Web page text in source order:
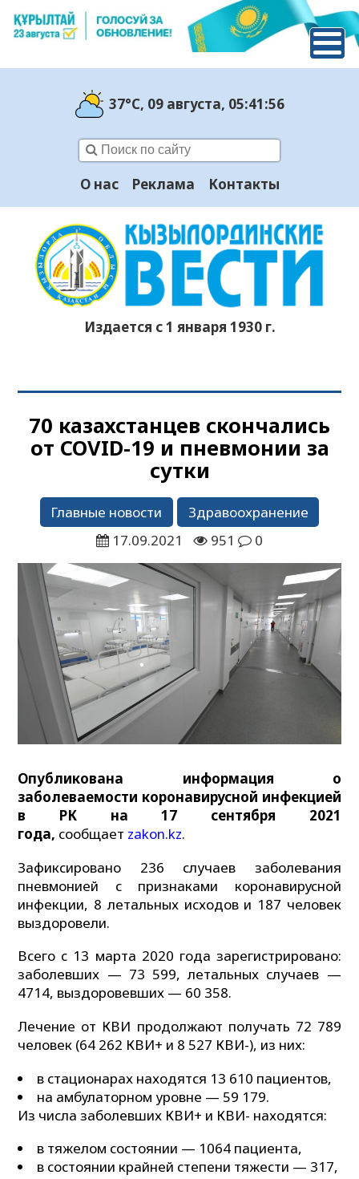
37°C, 09 августа, 05:41:57
О нас Реклама Контакты
Издается с 1 января 1930 г.
70 казахстанцев скончались
от COVID-19 и пневмонии за
сутки
Главные новости
Здравоохранение
17.09.2021
951 0
Опубликована информация о
заболеваемости коронавирусной инфекцией
в РК на 17 сентября 2021
года, сообщает zakon.kz.
Зафиксировано 236 случаев заболевания
пневмонией с признаками коронавирусной
инфекции, 8 летальных исходов и 187 человек
выздоровели.
Всего с 13 марта 2020 года зарегистрировано:
заболевших — 73 599, летальных случаев —
4714, выздоровевших — 60 358.
Лечение от КВИ продолжают получать 72 789
человек (64 262 КВИ+ и 8 527 КВИ-), из них:
в стационарах находятся 13 610 пациентов,
на амбулаторном уровне — 59 179.
Из числа заболевших КВИ+ и КВИ- находятся:
в тяжелом состоянии — 1064 пациента,
в состоянии крайней степени тяжести — 317,